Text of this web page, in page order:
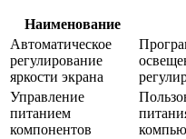
Наименование
Автоматическое
регулирование
яркости экрана
Управление
питанием
компонентов